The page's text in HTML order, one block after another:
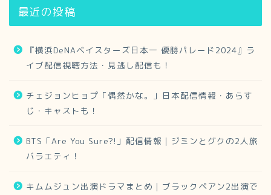
最近の投稿
『横浜DeNAベイスターズ日本一 優勝パレード2024』ラ
イブ配信視聴方法・見逃し配信も！
チェジョンヒョプ「偶然かな。」日本配信情報・あらす
じ・キャストも！
BTS「Are You Sure?!」配信情報｜ジミンとグクの2人旅
バラエティ！
キムムジュン出演ドラマまとめ｜ブラックペアン2出演で